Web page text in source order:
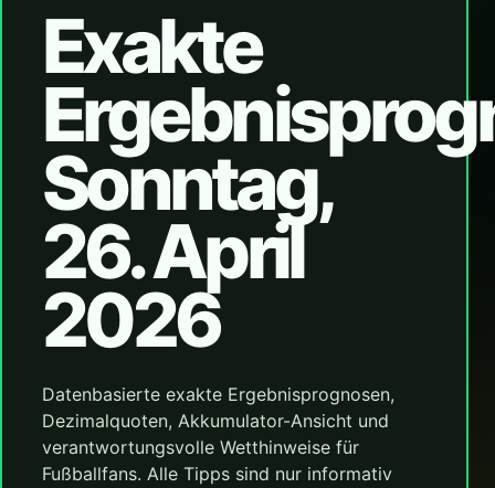
Exakte
Sonntag,
26. April
2026
Datenbasierte exakte Ergebnisprognosen,
Dezimalquoten, Akkumulator-Ansicht und
verantwortungsvolle Wetthinweise für
Fußballfans. Alle Tipps sind nur informativ